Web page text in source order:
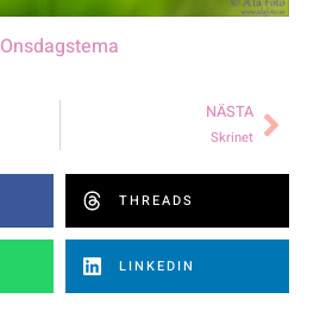
Onsdagstema
NÄSTA
Skrinet
THREADS
LINKEDIN